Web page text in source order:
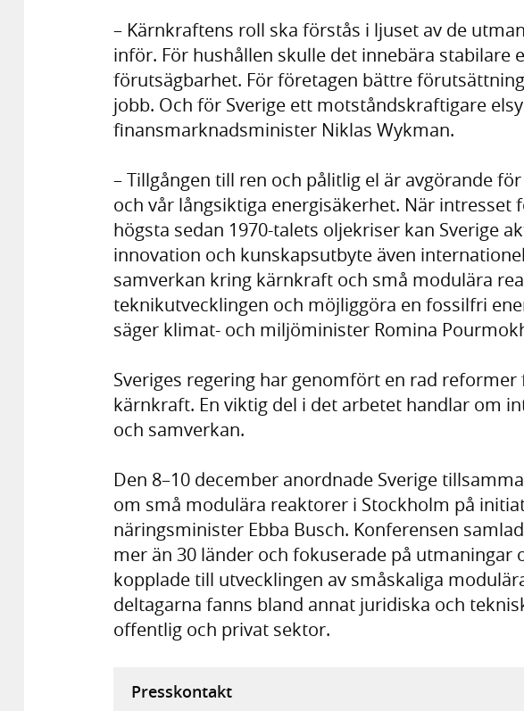
– Kärnkraftens roll ska förstås i ljuset av de
inför. För hushållen skulle det innebära stabilare
förutsägbarhet. För företagen bättre
jobb. Och för Sverige ett motståndskraftigare
finansmarknadsminister Niklas Wykman.
– Tillgången till ren och pålitlig el är avgörande
och vår långsiktiga energisäkerhet. När intresset
högsta sedan 1970-talets oljekriser kan Sverige
innovation och kunskapsutbyte även
samverkan kring kärnkraft och små modulära
teknikutvecklingen och möjliggöra en fossilfri
säger klimat- och miljöminister Romina
Sveriges regering har genomfört en rad
kärnkraft. En viktig del i det arbetet handlar om
och samverkan.
Den 8–10 december anordnade Sverige
om små modulära reaktorer i Stockholm på
näringsminister Ebba Busch. Konferensen
mer än 30 länder och fokuserade på utmaningar
kopplade till utvecklingen av småskaliga
deltagarna fanns bland annat juridiska och
offentlig och privat sektor.
Presskontakt